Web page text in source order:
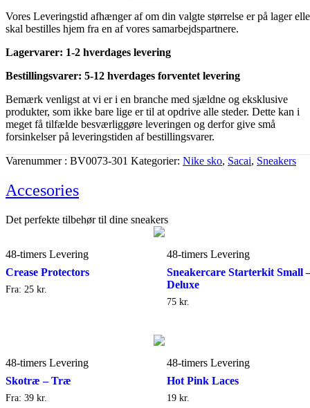
Vores Leveringstid afhænger af om din valgte størrelse er på lager
skal bestilles hjem fra en af vores samarbejdspartnere.
Lagervarer: 1-2 hverdages levering
Bestillingsvarer: 5-12 hverdages forventet levering
Bemærk venligst at vi er i en branche med sjældne og eksklusive
produkter, som ikke bare lige er til at opdrive alle steder. Dette kan i
meget få tilfælde besværliggøre leveringen og derfor give små
forsinkelser på leveringstiden af bestillingsvarer.
Varenummer BV0073-301 Kategorier Nike sko, Sacai, Sneakers
Accesories
Det perfekte tilbehør til dine sneakers
48-timers Levering
Crease Protectors
Fra: 25 kr.
48-timers Levering
Sneakercare Starterkit Small
Deluxe
75 kr.
48-timers Levering
Skotræ – Træ
Fra: 39 kr.
48-timers Levering
Hot Pink Laces
19 kr.